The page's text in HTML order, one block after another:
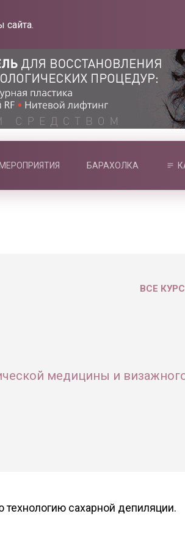
сайта.
МЕРОПРИЯТИЯ БАРАХОЛКА
ВСЕ
медицины и
сахарной депиляции.